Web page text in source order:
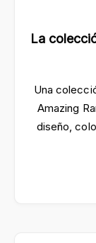
La
Una
Amazing
diseño,